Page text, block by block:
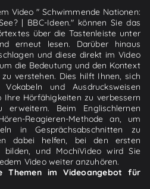
Video " Schwimmende Nationen:
| BBC-Ideen." können Sie das
über die Tastenleiste unter
erneut lesen. Darüber hinaus
und diese direkt im Video
die Bedeutung und den Kontext
verstehen. Dies hilft Ihnen, sich
und Ausdrucksweisen
Hörfähigkeiten zu verbessern
Beim Englischlernen
Reagieren-Methode an, um
in Gesprächsabschnitten zu
dabei helfen, bei den ersten
bilden, und MochiVideo wird Sie
Video weiter anzuhören.
Themen im Videoangebot für